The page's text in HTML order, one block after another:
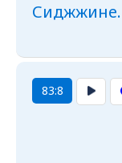
Сиджжине.
83:8